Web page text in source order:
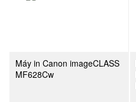
Máy in Canon imageCLASS
MF628Cw